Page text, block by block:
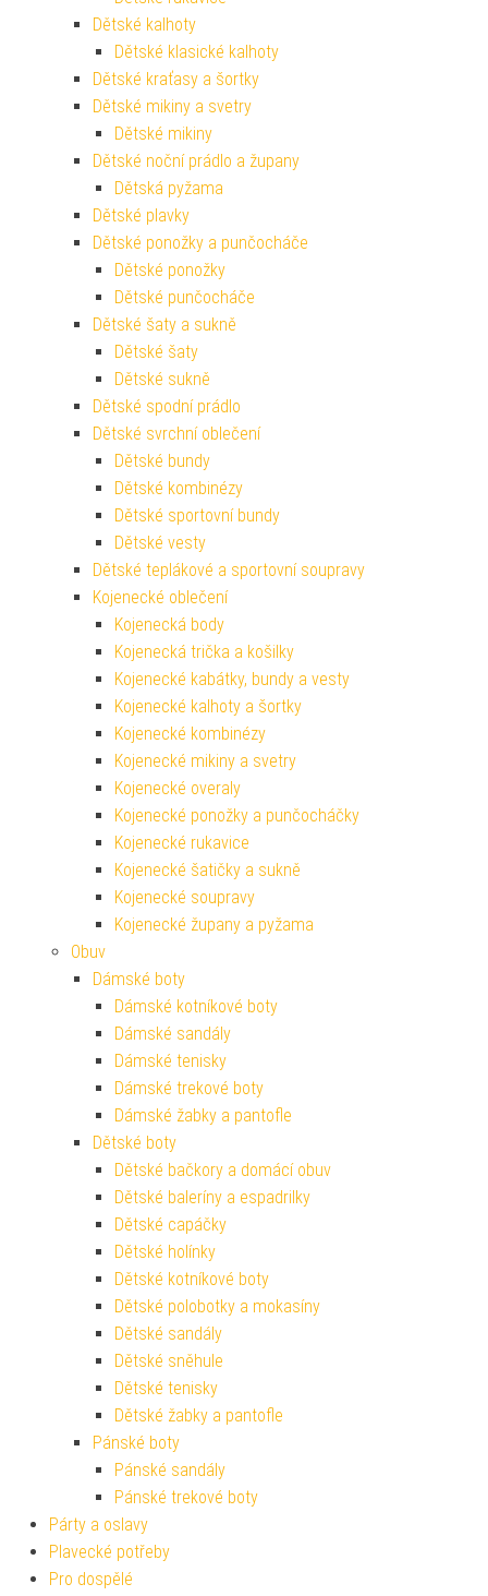
Dětské kalhoty
Dětské klasické kalhoty
Dětské kraťasy a šortky
Dětské mikiny a svetry
Dětské mikiny
Dětské noční prádlo a župany
Dětská pyžama
Dětské plavky
Dětské ponožky a punčocháče
Dětské ponožky
Dětské punčocháče
Dětské šaty a sukně
Dětské šaty
Dětské sukně
Dětské spodní prádlo
Dětské svrchní oblečení
Dětské bundy
Dětské kombinézy
Dětské sportovní bundy
Dětské vesty
Dětské teplákové a sportovní soupravy
Kojenecké oblečení
Kojenecká body
Kojenecká trička a košilky
Kojenecké kabátky, bundy a vesty
Kojenecké kalhoty a šortky
Kojenecké kombinézy
Kojenecké mikiny a svetry
Kojenecké overaly
Kojenecké ponožky a punčocháčky
Kojenecké rukavice
Kojenecké šatičky a sukně
Kojenecké soupravy
Kojenecké župany a pyžama
Obuv
Dámské boty
Dámské kotníkové boty
Dámské sandály
Dámské tenisky
Dámské trekové boty
Dámské žabky a pantofle
Dětské boty
Dětské bačkory a domácí obuv
Dětské baleríny a espadrilky
Dětské capáčky
Dětské holínky
Dětské kotníkové boty
Dětské polobotky a mokasíny
Dětské sandály
Dětské sněhule
Dětské tenisky
Dětské žabky a pantofle
Pánské boty
Pánské sandály
Pánské trekové boty
Párty a oslavy
Plavecké potřeby
Pro dospělé